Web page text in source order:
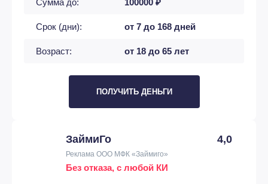
Сумма до: 100000 ₽
Срок (дни): от 7 до 168 дней
Возраст: от 18 до 65 лет
ПОЛУЧИТЬ ДЕНЬГИ
ЗаймиГо 4,0
Реклама ООО МФК «Займиго»
Без отказа, с любой КИ